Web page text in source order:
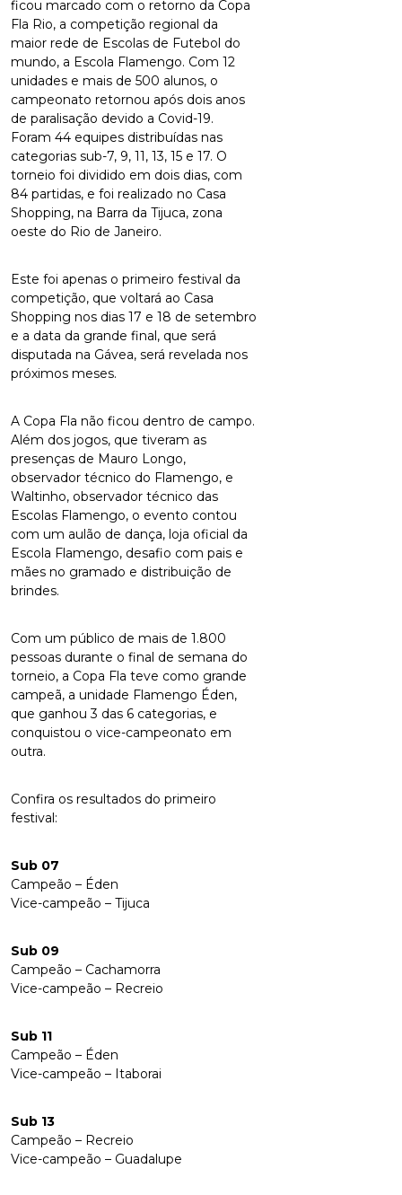
ficou marcado com o retorno da Copa
Fla Rio, a competição regional da
maior rede de Escolas de Futebol do
mundo, a Escola Flamengo. Com 12
unidades e mais de 500 alunos, o
campeonato retornou após dois anos
de paralisação devido a Covid-19.
Foram 44 equipes distribuídas nas
categorias sub-7, 9, 11, 13, 15 e 17. O
torneio foi dividido em dois dias, com
84 partidas, e foi realizado no Casa
Shopping, na Barra da Tijuca, zona
oeste do Rio de Janeiro.
Este foi apenas o primeiro festival da
competição, que voltará ao Casa
Shopping nos dias 17 e 18 de setembro
e a data da grande final, que será
disputada na Gávea, será revelada nos
próximos meses.
A Copa Fla não ficou dentro de campo.
Além dos jogos, que tiveram as
presenças de Mauro Longo,
observador técnico do Flamengo, e
Waltinho, observador técnico das
Escolas Flamengo, o evento contou
com um aulão de dança, loja oficial da
Escola Flamengo, desafio com pais e
mães no gramado e distribuição de
brindes.
Com um público de mais de 1.800
pessoas durante o final de semana do
torneio, a Copa Fla teve como grande
campeã, a unidade Flamengo Éden,
que ganhou 3 das 6 categorias, e
conquistou o vice-campeonato em
outra.
Confira os resultados do primeiro
festival:
Sub 07
Campeão – Éden
Vice-campeão – Tijuca
Sub 09
Campeão – Cachamorra
Vice-campeão – Recreio
Sub 11
Campeão – Éden
Vice-campeão – Itaborai
Sub 13
Campeão – Recreio
Vice-campeão – Guadalupe